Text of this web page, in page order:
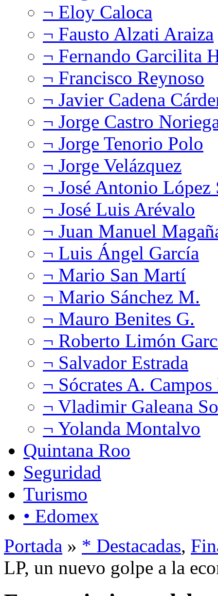
¬ Eloy Caloca
¬ Fausto Alzati Araiza
¬ Fernando Garcilita
¬ Francisco Reynoso
¬ Javier Cadena
¬ Jorge Castro
¬ Jorge Tenorio Polo
¬ Jorge Velázquez
¬ José Antonio López
¬ José Luis Arévalo
¬ Juan Manuel
¬ Luis Ángel García
¬ Mario San Martí
¬ Mario Sánchez M.
¬ Mauro Benites G.
¬ Roberto Limón
¬ Salvador Estrada
¬ Sócrates A.
¬ Vladimir Galeana
¬ Yolanda Montalvo
Quintana Roo
Seguridad
Turismo
• Edomex
Portada » * Destacadas,
LP, un nuevo golpe a la